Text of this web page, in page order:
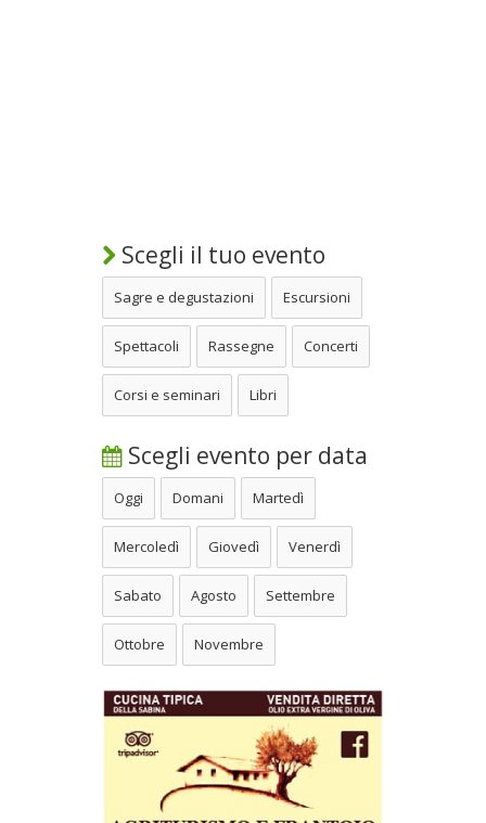
Scegli il tuo evento
Sagre e degustazioni Escursioni
Spettacoli Rassegne Concerti
Corsi e seminari Libri
Scegli evento per data
Oggi Domani Martedì
Mercoledì Giovedì Venerdì
Sabato Agosto Settembre
Ottobre Novembre